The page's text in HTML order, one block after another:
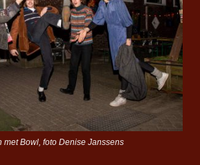
met Bowl, foto Denise Janssens